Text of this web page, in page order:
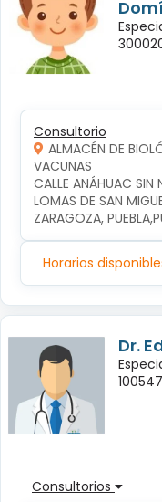
Consultorio
ALMACÉN DE
VACUNAS
CALLE ANÁHUAC SIN
LOMAS DE SAN
ZARAGOZA,
Horarios
Dr.
Consultorios